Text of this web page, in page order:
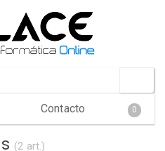
Contacto 0
(2 art.)